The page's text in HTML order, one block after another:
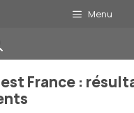
Menu
France :